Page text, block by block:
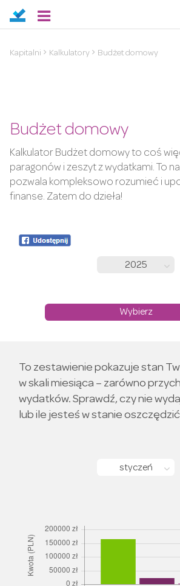
Kapitalni Kalkulatory Budżet domowy
Budżet domowy
Kalkulator Budżet domowy to coś
paragonów i zeszyt z wydatkami. To
pozwala kompleksowo rozumieć i
finanse. Zatem do dzieła!
2025
Wybierz
To zestawienie pokazuje stan
w skali miesiąca – zarówno
wydatków. Sprawdź, czy nie
lub ile jesteś w stanie
styczeń